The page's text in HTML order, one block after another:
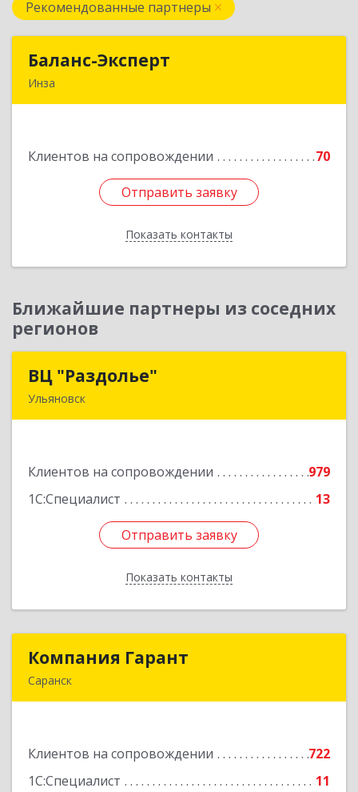
Рекомендованные партнеры
Баланс-Эксперт
Инза
Клиентов на сопровождении 70
Отправить заявку
Показать контакты
Подробнее
Отправить заявку
Назад
Ближайшие партнеры из соседних
регионов
ВЦ "Раздолье"
Ульяновск
Клиентов на сопровождении
979
1С:Специалист
13
Отправить заявку
Показать контакты
Подробнее
Отправить заявку
Назад
Компания Гарант
Саранск
Клиентов на сопровождении
722
1С:Специалист
11
Компания Гарант
Подробнее